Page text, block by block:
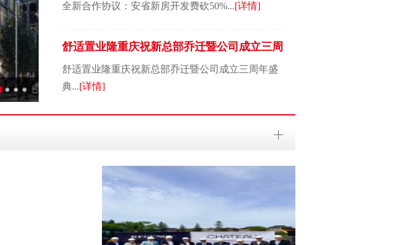
全新合作协议：安省新房开发费砍50%...[详情]
舒适置业隆重庆祝新总部乔迁暨公司成立三周
年盛典
舒适置业隆重庆祝新总部乔迁暨公司成立三周年盛
典...[详情]